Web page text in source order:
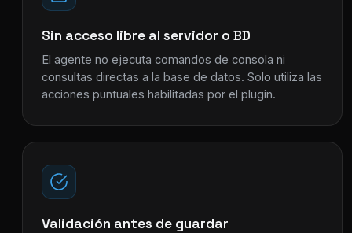
Sin acceso libre al servidor o BD
El agente no ejecuta comandos de consola ni
consultas directas a la base de datos. Solo utiliza las
acciones puntuales habilitadas por el plugin.
Validación antes de guardar